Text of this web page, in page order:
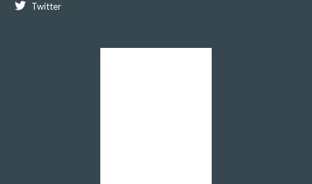
Twitter